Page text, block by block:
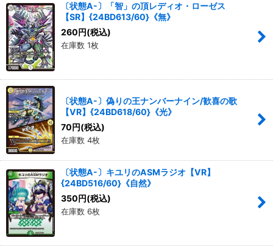
〔状態A-〕「智」の頂レディオ・ローゼス
【SR】{24BD613/60}《無》
260 円(税込)
在庫数 1枚
〔状態A-〕偽りの王ナンバーナイン/歓喜の歌
【VR】{24BD618/60}《光》
70円(税込)
在庫数 4枚
〔状態A-〕キユリのASMラジオ【VR】
{24BD516/60}《自然》
350円(税込)
在庫数 6枚